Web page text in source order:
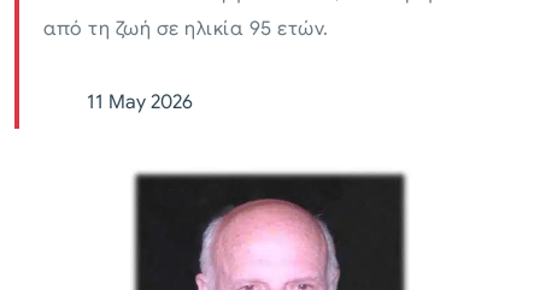
από τη ζωή σε ηλικία 95 ετών.
11 May 2026